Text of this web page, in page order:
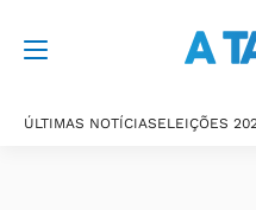
ÚLTIMAS NOTÍCIASELEIÇÕES